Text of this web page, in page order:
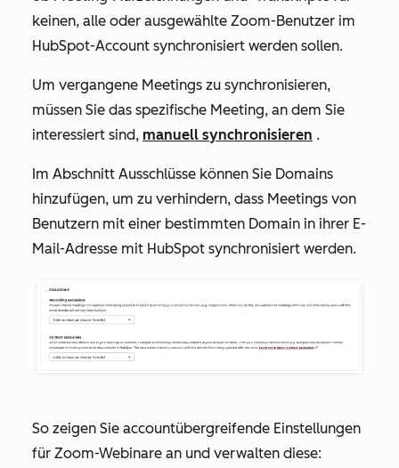
keinen, alle oder ausgewählte Zoom-Benutzer im
HubSpot-Account synchronisiert werden sollen.
Um vergangene Meetings zu synchronisieren,
müssen Sie das spezifische Meeting, an dem Sie
interessiert sind, manuell synchronisieren .
Im Abschnitt Ausschlüsse können Sie Domains
hinzufügen, um zu verhindern, dass Meetings von
Benutzern mit einer bestimmten Domain in ihrer E-
Mail-Adresse mit HubSpot synchronisiert werden.
So zeigen Sie accountübergreifende Einstellungen
für Zoom-Webinare an und verwalten diese: